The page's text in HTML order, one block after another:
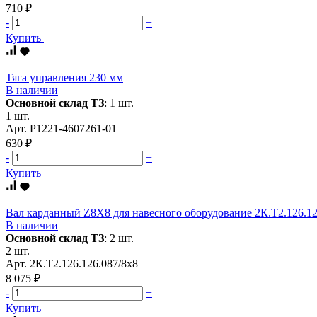
710 ₽
-
+
Купить
Тяга управления 230 мм
В наличии
Основной склад ТЗ: 1 шт.
1 шт.
Арт. Р1221-4607261-01
630 ₽
-
+
Купить
Вал карданный Z8Х8 для навесного оборудование
В наличии
Основной склад ТЗ: 2 шт.
2 шт.
Арт. 2К.Т2.126.126.087/8х8
8 075 ₽
-
+
Купить